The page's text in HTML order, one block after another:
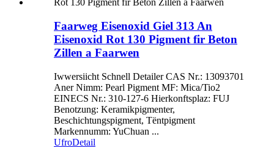
Faarweg Eisenoxid Giel 313 An
Eisenoxid Rot 130 Pigment fir Beton
Zillen a Faarwen
Iwwersiicht Schnell Detailer CAS Nr.: 13093701
Aner Nimm: Pearl Pigment MF: Mica/Tio2
EINECS Nr.: 310-127-6 Hierkonftsplaz: FUJ
Benotzung: Keramikpigmenter,
Beschichtungspigment, Tëntpigment
Markennumm: YuChuan ...
UfroDetail